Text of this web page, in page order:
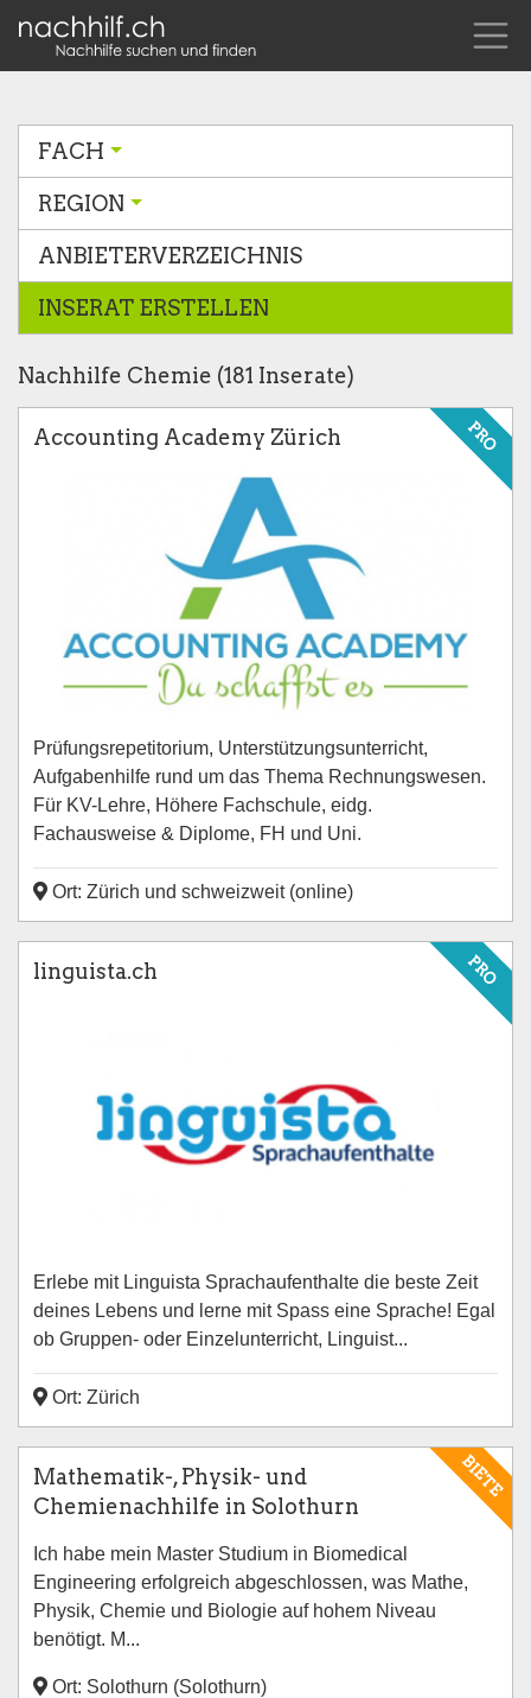
FACH
REGION
ANBIETERVERZEICHNIS
INSERAT ERSTELLEN
Nachhilfe Chemie (181 Inserate)
PRO
Accounting Academy Zürich
Prüfungsrepetitorium, Unterstützungsunterricht,
Aufgabenhilfe rund um das Thema Rechnungswesen.
Für KV-Lehre, Höhere Fachschule, eidg.
Fachausweise & Diplome, FH und Uni.
Ort: Zürich und schweizweit (online)
PRO
linguista.ch
Erlebe mit Linguista Sprachaufenthalte die beste Zeit
deines Lebens und lerne mit Spass eine Sprache! Egal
ob Gruppen- oder Einzelunterricht, Linguist...
Ort: Zürich
BIETE
Mathematik-, Physik- und
Chemienachhilfe in Solothurn
Ich habe mein Master Studium in Biomedical
Engineering erfolgreich abgeschlossen, was Mathe,
Physik, Chemie und Biologie auf hohem Niveau
benötigt. M...
Ort: Solothurn (Solothurn)